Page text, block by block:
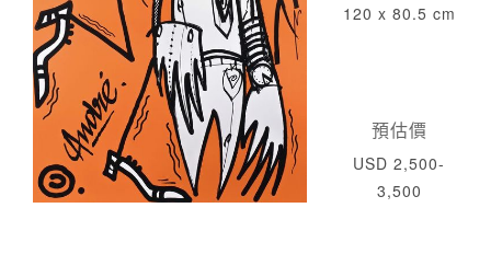
120 x 80.5 cm
預估價
USD 2,500-
3,500